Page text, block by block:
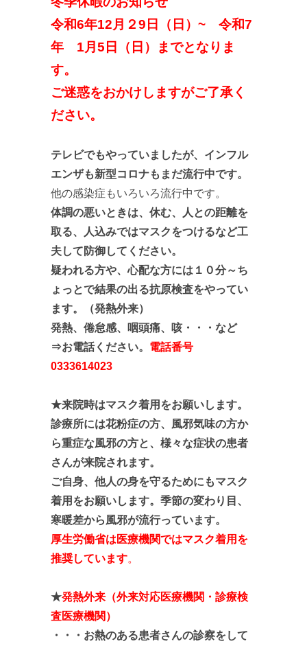
令和6年12月２9日（日）~ 令和7
年 1月5日（日）までとなりま
す。
ご迷惑をおかけしますがご了承く
ださい。
テレビでもやっていましたが、インフル
エンザも新型コロナもまだ流行中です。
他の感染症もいろいろ流行中です。
体調の悪いときは、休む、人との距離を
取る、人込みではマスクをつけるなど工
夫して防御してください。
疑われる方や、心配な方には１０分～ち
ょっとで結果の出る抗原検査をやってい
ます。（発熱外来）
発熱、倦怠感、咽頭痛、咳・・・など
⇒お電話ください。 電話番号
0333614023
★来院時はマスク着用をお願いします。
診療所には花粉症の方、風邪気味の方か
ら重症な風邪の方と、 様々な症状の患者
さんが来院されます。
ご自身、他人の身を守るためにもマスク
着用をお願いします。季節の変わり目、
寒暖差から風邪が流行っています。
厚生労働省は医療機関ではマスク着用を
推奨しています。
★発熱外来（外来対応医療機関・診療検
査医療機関）
・・・ お熱のある患者さんの診察をして